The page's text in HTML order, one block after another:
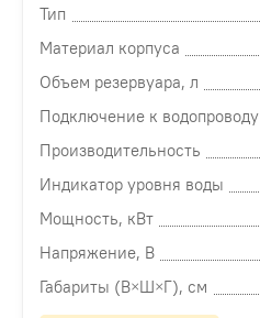
Тип
Материал корпуса
Объем резервуара, л
Подключение к водопроводу
Производительность
Индикатор уровня воды
Мощность, кВт
Напряжение, В
Габариты (В×Ш×Г), см